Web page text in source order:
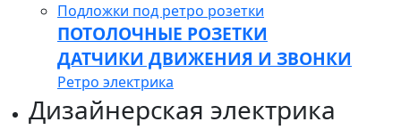
Подложки под ретро розетки
ПОТОЛОЧНЫЕ РОЗЕТКИ
ДАТЧИКИ ДВИЖЕНИЯ И ЗВОНКИ
Ретро электрика
Дизайнерская электрика